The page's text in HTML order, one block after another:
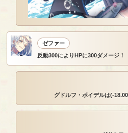
ゼファー
反動300によりHPに300ダメージ！
グドルフ・ボイデルは(-